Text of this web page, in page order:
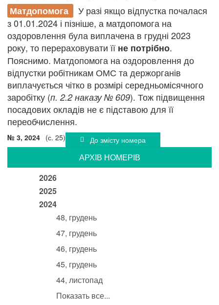
Матдопомога
У разі якщо відпустка почалася
з 01.01.2024 і пізніше, а матдопомога на
оздоровлення була виплачена в грудні 2023
року, то перераховувати її не потрібно.
Пояснимо. Матдопомога на оздоровлення до
відпустки робітникам ОМС та держорганів
виплачується чітко в розмірі середньомісячного
заробітку (п. 2.2 наказу № 609). Тож підвищення
посадових окладів не є підставою для її
переобчислення.
№ 3, 2024 (с. 25) До змісту номера
АРХIВ НОМЕРIВ
2026
2025
2024
48, грудень
47, грудень
46, грудень
45, грудень
44, листопад
Показать все...